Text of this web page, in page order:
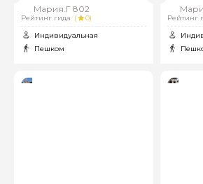
Мария.Г 802
Рейтинг гида (
0)
Индивидуальная
Пешком
Рейтинг